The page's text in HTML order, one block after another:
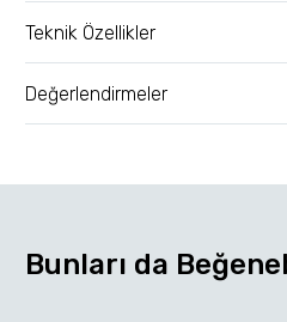
Teknik Özellikler
Değerlendirmeler
Bunları da